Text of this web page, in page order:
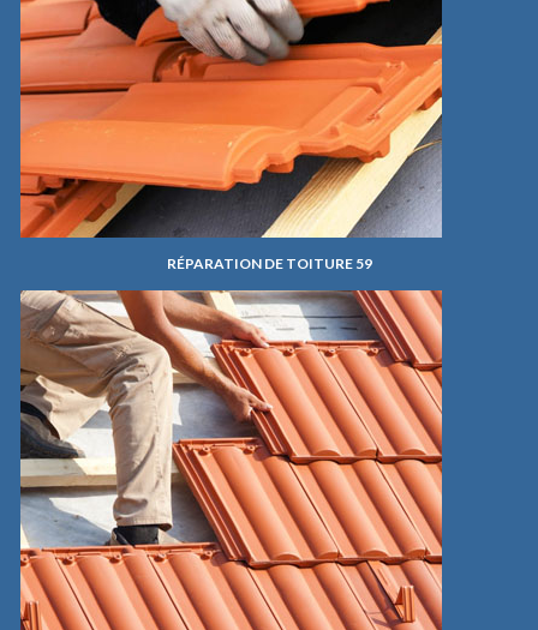
RÉPARATION DE TOITURE 59